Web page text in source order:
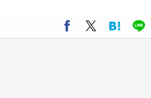
ラス・ダークネスが栃木県を征服！？ 県
プロモ動画で「聖地」が生産されてます